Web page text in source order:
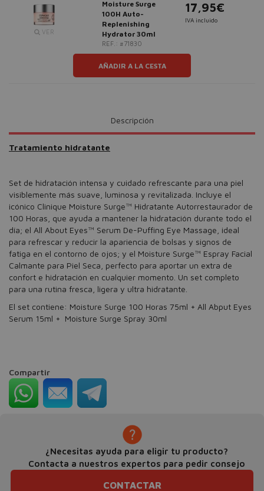
VER
Moisture Surge
100H Auto-
Replenishing
Hydrator 30ml
REF.: #71830
17,95€
IVA incluido
AÑADIR A LA CESTA
Descripción
Tratamiento hidratante
Set de hidratación intensa y cuidado refrescante para una piel
visiblemente más suave, luminosa y revitalizada. Incluye el
icónico Clinique Moisture Surge™ Hidratante Autorrestaurador de
100 Horas, que ayuda a mantener la hidratación durante todo el
día; el All About Eyes™ Serum De-Puffing Eye Massage, ideal
para refrescar y reducir la apariencia de bolsas y signos de
fatiga en el contorno de ojos; y el Moisture Surge™ Espray Facial
Calmante para Piel Seca, perfecto para aportar un extra de
confort e hidratación en cualquier momento. Un set completo
para una rutina fresca, ligera y ultra hidratante.
El set contiene: Moisture Surge 100 Horas 75ml + All Abput Eyes
Serum 15ml + Moisture Surge Spray 30ml
Compartir
¿Necesitas ayuda para eligir tu producto?
Contacta a nuestros expertos para pedir consejo
CONTACTAR